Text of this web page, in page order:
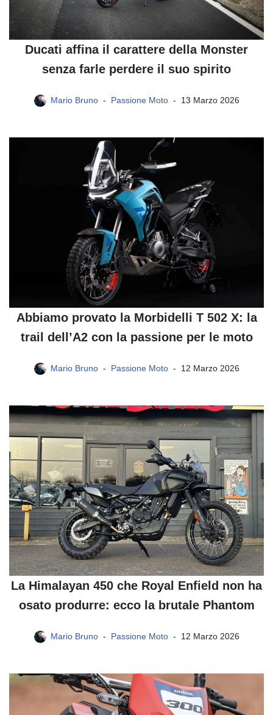
Ducati affina il carattere della Monster
senza farle perdere il suo spirito
Mario Bruno Passione Moto 13 Marzo 2026
Abbiamo provato la Morbidelli T 502 X: la
trail dell’A2 con la passione per le moto
Mario Bruno Passione Moto 12 Marzo 2026
La Himalayan 450 che Royal Enfield non ha
osato produrre: ecco la brutale Phantom
Mario Bruno Passione Moto 12 Marzo 2026